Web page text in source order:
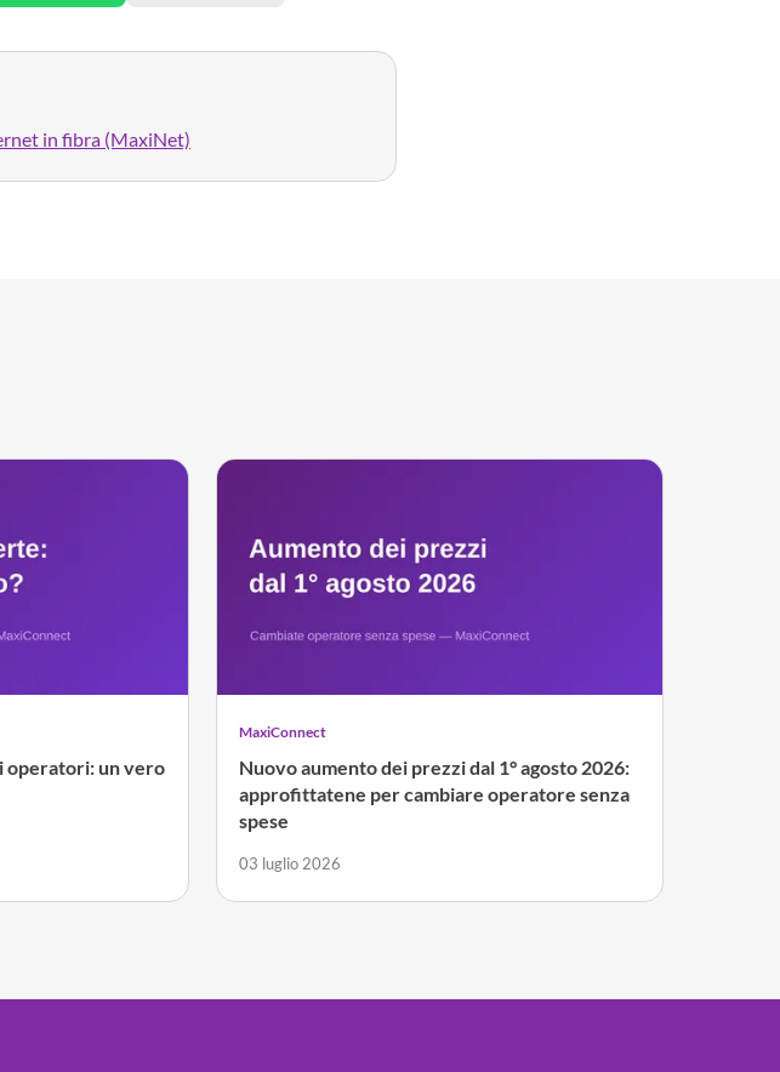
in fibra (MaxiNet)
operatori: un vero
MaxiConnect
Nuovo aumento dei prezzi dal 1° agosto 2026:
approfittatene per cambiare operatore senza
spese
03 luglio 2026